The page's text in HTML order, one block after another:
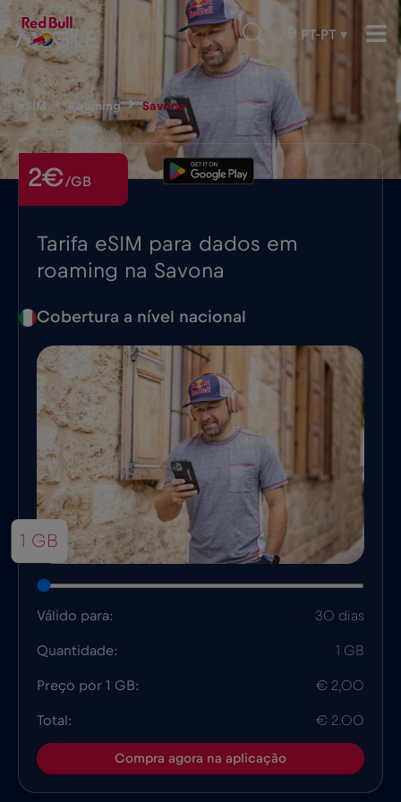
PT-PT ▾
eSIM Roaming Savona
Tarifa eSIM para dados em
roaming na Savona
2€/GB
Cobertura a nível nacional
1 GB
Válido para: 30 dias
Quantidade: 1 GB
Preço por 1 GB: € 2,00
Total: € 2.00
Compra agora na aplicação